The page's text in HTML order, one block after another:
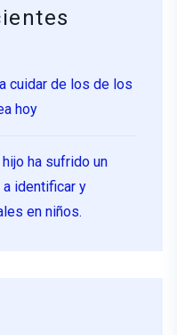
cuidar de los de los
hoy
hijo ha sufrido un
identificar y
en niños.